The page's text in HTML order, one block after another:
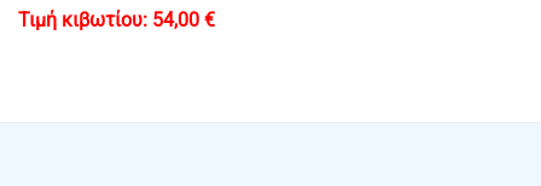
54,00 €